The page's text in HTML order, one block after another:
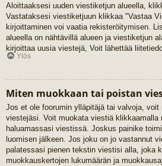
Aloittaaksesi uuden viestiketjun alueella,
Vastataksesi viestiketjuun klikkaa "Vastaa
kirjoittaminen voi vaatia rekisteröitymisen.
alueella on nähtävillä alueen ja viestiketjun
kirjoittaa uusia viestejä, Voit lähettää
Ylös
Miten muokkaan tai poistan
Jos et ole foorumin ylläpitäjä tai valvoja, voit
viestejäsi. Voit muokata viestiä klikkaamalla
haluamassasi viestissä. Joskus painike
luomisen jälkeen. Jos joku on jo vastannut
palatessasi pienen tekstin viestisi alla, joka
muokkauskertojen lukumäärän ja